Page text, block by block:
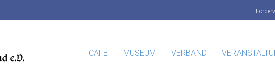
CAFÉ MUSEUM VERBAND